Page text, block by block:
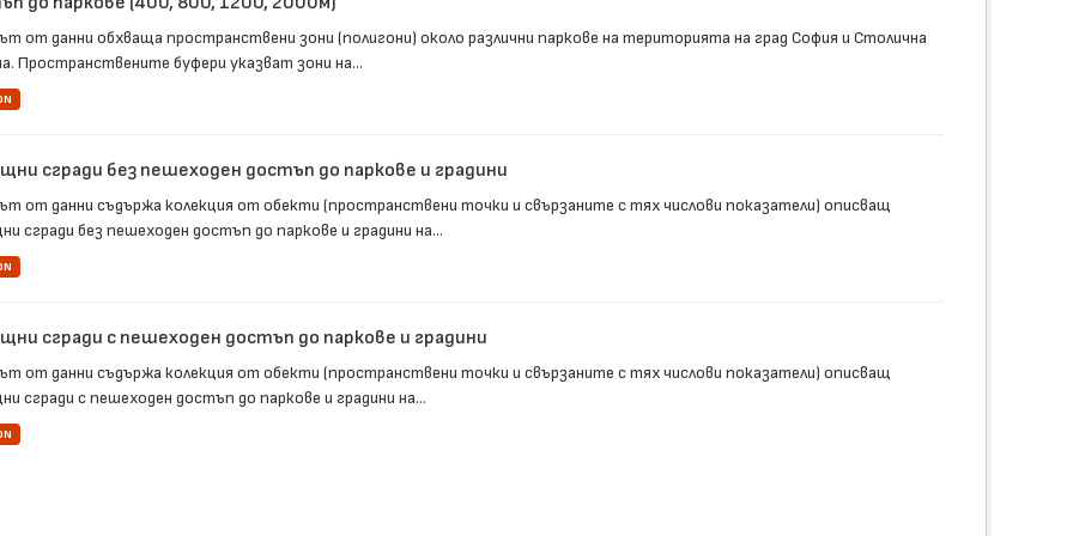
от данни обхваща пространствени зони (полигони) около различни паркове на територията на град София и Столична
Пространствените буфери указват зони на...
сгради без пешеходен достъп до паркове и градини
от данни съдържа колекция от обекти (пространствени точки и свързаните с тях числови показатели) описващ
сгради без пешеходен достъп до паркове и градини на...
сгради с пешеходен достъп до паркове и градини
от данни съдържа колекция от обекти (пространствени точки и свързаните с тях числови показатели) описващ
сгради с пешеходен достъп до паркове и градини на...